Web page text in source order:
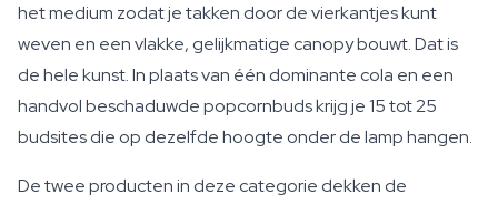
het medium zodat je takken door de vierkantjes kunt
weven en een vlakke, gelijkmatige canopy bouwt. Dat is
de hele kunst. In plaats van één dominante cola en een
handvol beschaduwde popcornbuds krijg je 15 tot 25
budsites die op dezelfde hoogte onder de lamp hangen.
De twee producten in deze categorie dekken de